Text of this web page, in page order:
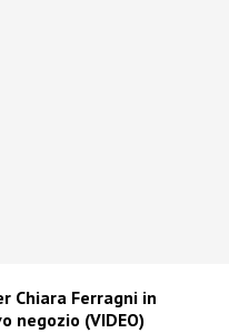
Chiara Ferragni in
negozio (VIDEO)